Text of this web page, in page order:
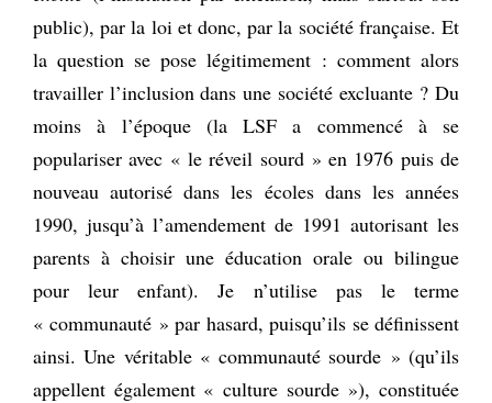
public), par la loi et donc, par la société française. Et
la question se pose légitimement : comment alors
travailler l’inclusion dans une société excluante ? Du
moins à l’époque (la LSF a commencé à se
populariser avec « le réveil sourd » en 1976 puis de
nouveau autorisé dans les écoles dans les années
1990, jusqu’à l’amendement de 1991 autorisant les
parents à choisir une éducation orale ou bilingue
pour leur enfant). Je n’utilise pas le terme
« communauté » par hasard, puisqu’ils se définissent
ainsi. Une véritable « communauté sourde » (qu’ils
appellent également « culture sourde »), constituée